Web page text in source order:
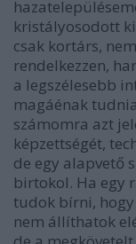
kristályosodott
csak kortárs,
rendelkezzen,
a legszélesebb
magáénak
számomra azt
képzettségét,
de egy alapvető
birtokol. Ha egy
tudok bírni,
nem állíthatok